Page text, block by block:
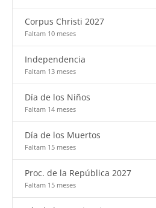
Corpus Christi 2027
Faltam 10 meses
Independencia
Faltam 13 meses
Día de los Niños
Faltam 14 meses
Día de los Muertos
Faltam 15 meses
Proc. de la República 2027
Faltam 15 meses